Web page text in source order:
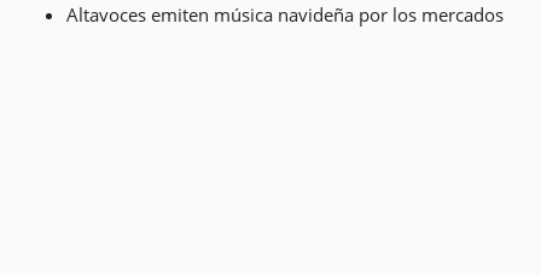
Altavoces emiten música navideña por los mercados